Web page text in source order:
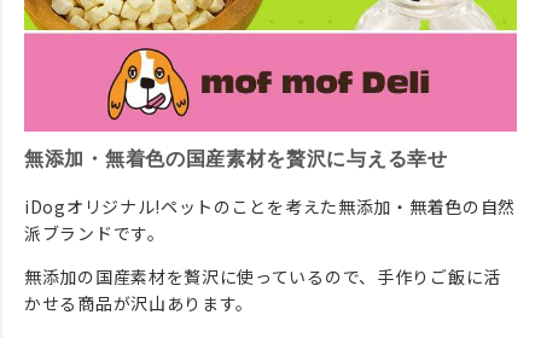
無添加・無着色の国産素材を贅沢に与える幸せ
iDogオリジナル!ペットのことを考えた無添加・無着色の自然
派ブランドです。
無添加の国産素材を贅沢に使っているので、手作りご飯に活
かせる商品が沢山あります。